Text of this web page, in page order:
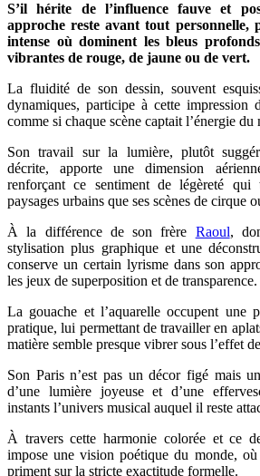
S’il hérite de l’influence fauve et
approche reste avant tout personnelle,
intense où dominent les bleus
vibrantes de rouge, de jaune ou de vert.
La fluidité de son dessin, souvent
dynamiques, participe à cette impression
comme si chaque scène captait l’énergie du
Son travail sur la lumière, plutôt
décrite, apporte une dimension
renforçant ce sentiment de légèreté qui
paysages urbains que ses scènes de cirque
À la différence de son frère Raoul,
stylisation plus graphique et une
conserve un certain lyrisme dans son
les jeux de superposition et de transparence.
La gouache et l’aquarelle occupent une
pratique, lui permettant de travailler en
matière semble presque vibrer sous l’effet
Son Paris n’est pas un décor figé mais
d’une lumière joyeuse et d’une
instants l’univers musical auquel il reste
À travers cette harmonie colorée et ce
impose une vision poétique du monde, où
priment sur la stricte exactitude formelle.